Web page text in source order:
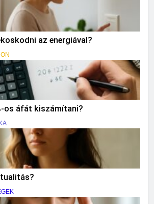
az energiával?
os áfát kiszámítani?